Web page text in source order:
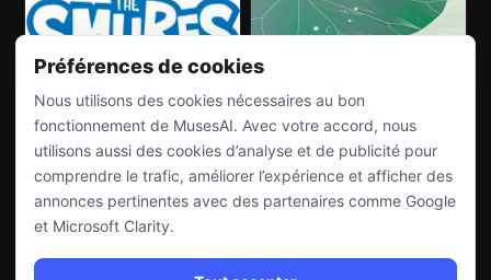
Préférences de cookies
Nous utilisons des cookies nécessaires au bon
fonctionnement de MusesAI. Avec votre accord, nous
utilisons aussi des cookies d’analyse et de publicité pour
comprendre le trafic, améliorer l’expérience et afficher des
annonces pertinentes avec des partenaires comme Google
et Microsoft Clarity.